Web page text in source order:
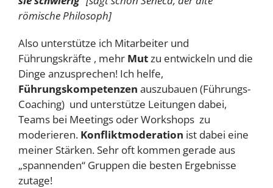
römische Philosoph]
Also unterstütze ich Mitarbeiter und
Führungskräfte , mehr Mutzu entwickeln und die
Dinge anzusprechen! Ich helfe,
Führungskompetenzen auszubauen (Führungs-
Coaching) und unterstütze Leitungen dabei,
Teams bei Meetings oder Workshops zu
moderieren. Konfliktmoderation ist dabei eine
meiner Stärken. Sehr oft kommen gerade aus
„spannenden“ Gruppen die besten Ergebnisse
zutage!